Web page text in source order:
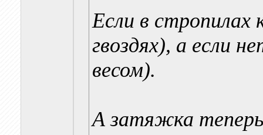
Если в стропилах
гвоздях), а если
весом).
А затяжка